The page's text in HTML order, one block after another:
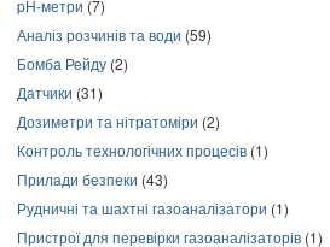
pH-метри (7)
Аналіз розчинів та води (59)
Бомба Рейду (2)
Датчики (31)
Дозиметри та нітратоміри (2)
Контроль технологічних процесів (1)
Прилади безпеки (43)
Рудничні та шахтні газоаналізатори (1)
Пристрої для перевірки газоаналізаторів (1)